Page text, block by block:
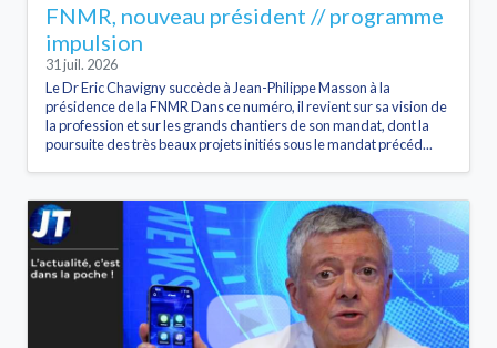
FNMR, nouveau président // programme
impulsion
31 juil. 2026
Le Dr Eric Chavigny succède à Jean-Philippe Masson à la
présidence de la FNMR Dans ce numéro, il revient sur sa vision de
la profession et sur les grands chantiers de son mandat, dont la
poursuite des très beaux projets initiés sous le mandat précéd...